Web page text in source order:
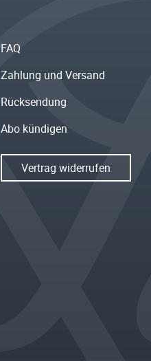
FAQ
Zahlung und Versand
Rücksendung
Abo kündigen
Vertrag widerrufen